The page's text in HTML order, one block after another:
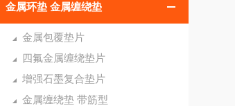
金属环垫 金属缠绕垫
金属包覆垫片
四氟金属缠绕垫片
增强石墨复合垫片
金属缠绕垫 带筋型